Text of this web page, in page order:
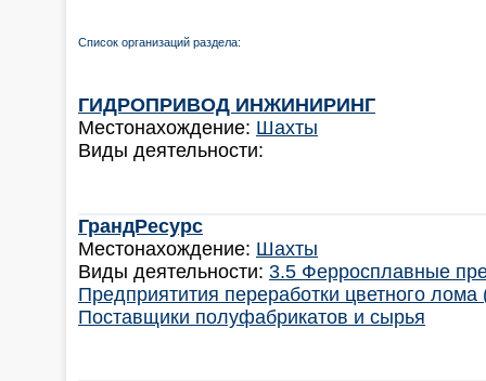
Список организаций раздела:
ГИДРОПРИВОД ИНЖИНИРИНГ
Местонахождение: Шахты
Виды деятельности:
ГрандРесурс
Местонахождение: Шахты
Виды деятельности: 3.5 Ферросплавные
Предприятития переработки цветного лома
Поставщики полуфабрикатов и сырья